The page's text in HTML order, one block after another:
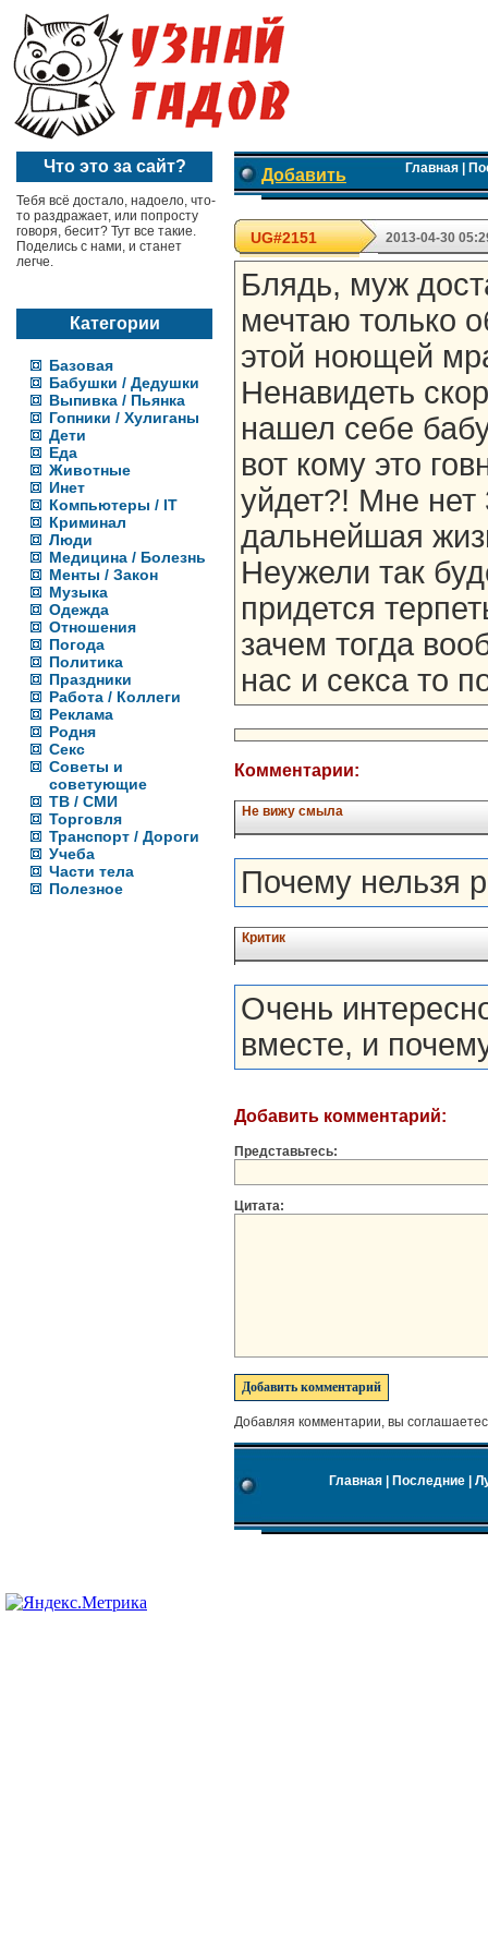
Что это за сайт?
Тебя всё достало, надоело, что-
то раздражает, или попросту
говоря, бесит? Тут все такие.
Поделись с нами, и станет
легче.
Категории
Базовая
Бабушки / Дедушки
Выпивка / Пьянка
Гопники / Хулиганы
Дети
Еда
Животные
Инет
Компьютеры / IT
Криминал
Люди
Медицина / Болезнь
Менты / Закон
Музыка
Одежда
Отношения
Погода
Политика
Праздники
Работа / Коллеги
Реклама
Родня
Секс
Советы и
советующие
ТВ / СМИ
Торговля
Транспорт / Дороги
Учеба
Части тела
Полезное
Добавить Главная|
UG#2151 2013-04-30
Блядь, муж
мечтаю только
этой ноющей
Ненавидеть
нашел себе
вот кому это
уйдет?! Мне нет
дальнейшая
Неужели так
придется
зачем тогда
нас и секса то
Комментарии:
Не вижу смыла
Почему нельзя
Критик
Очень
вместе, и
Добавить комментарий:
Представьтесь:
Цитата:
Добавляя комментарии, вы
Главная Последние